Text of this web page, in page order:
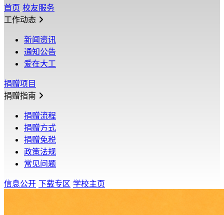
首页 校友服务
工作动态
新闻资讯
通知公告
爱在大工
捐赠项目
捐赠指南
捐赠流程
捐赠方式
捐赠免税
政策法规
常见问题
信息公开 下载专区 学校主页